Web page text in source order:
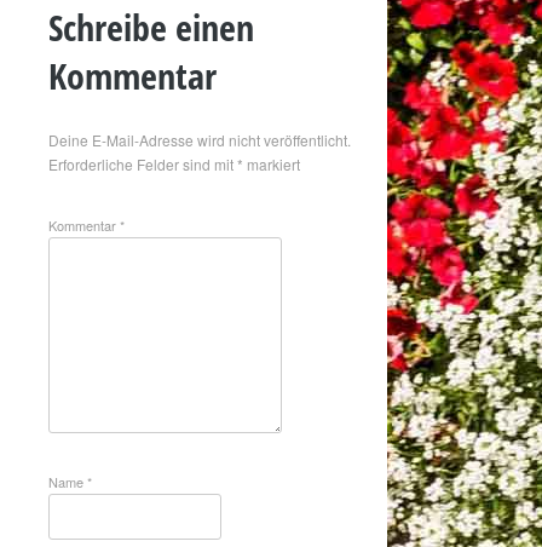
Schreibe einen
Kommentar
Deine E-Mail-Adresse wird nicht veröffentlicht.
Erforderliche Felder sind mit* markiert
Kommentar*
Name*